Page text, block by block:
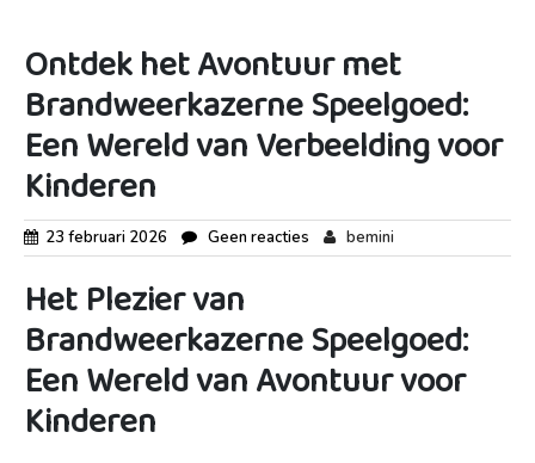
Ontdek het Avontuur met
Brandweerkazerne Speelgoed:
Een Wereld van Verbeelding voor
Kinderen
23 februari 2026 Geen reacties bemini
Het Plezier van
Brandweerkazerne Speelgoed:
Een Wereld van Avontuur voor
Kinderen